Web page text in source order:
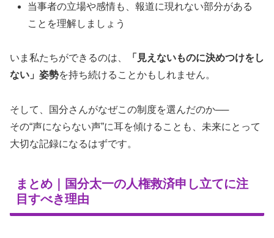
当事者の立場や感情も、報道に現れない部分がある
ことを理解しましょう
いま私たちができるのは、
「見えないものに決めつけをし
ない」姿勢を持ち続けることかもしれません。
そして、国分さんがなぜこの制度を選んだのか──
その“声にならない声”に耳を傾けることも、未来にとって
大切な記録になるはずです。
まとめ｜国分太一の人権救済申し立てに注
目すべき理由